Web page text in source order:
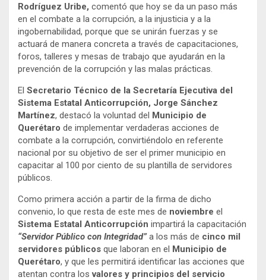
Rodríguez Uribe, comentó que hoy se da un paso más
en el combate a la corrupción, a la injusticia y a la
ingobernabilidad, porque que se unirán fuerzas y se
actuará de manera concreta a través de capacitaciones,
foros, talleres y mesas de trabajo que ayudarán en la
prevención de la corrupción y las malas prácticas.
El Secretario Técnico de la Secretaría Ejecutiva del
Sistema Estatal Anticorrupción, Jorge Sánchez
Martínez, destacó la voluntad del Municipio de
Querétaro de implementar verdaderas acciones de
combate a la corrupción, convirtiéndolo en referente
nacional por su objetivo de ser el primer municipio en
capacitar al 100 por ciento de su plantilla de servidores
públicos.
Como primera acción a partir de la firma de dicho
convenio, lo que resta de este mes de noviembre el
Sistema Estatal Anticorrupción impartirá la capacitación
“Servidor Público con Integridad”a los más de cinco mil
servidores públicos que laboran en el Municipio de
Querétaro, y que les permitirá identificar las acciones que
atentan contra losvalores y principios del servicio